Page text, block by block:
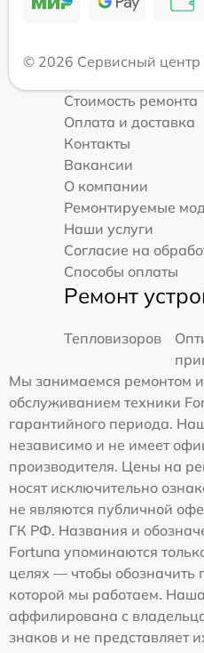
© 2026 Сервисный центр
Стоимость ремонта
Оплата и доставка
Контакты
Вакансии
О компании
Ремонтируемые
Наши услуги
Согласие на
Способы оплаты
Ремонт
Тепловизоров
Мы занимаемся ремонтом
обслуживанием техники
гарантийного периода.
независимо и не имеет
производителя. Цены на
носят исключительно
не являются публичной
ГК РФ. Названия и
Fortuna упоминаются
целях — чтобы обозначить
которой мы работаем.
аффилирована с
знаков и не представляет